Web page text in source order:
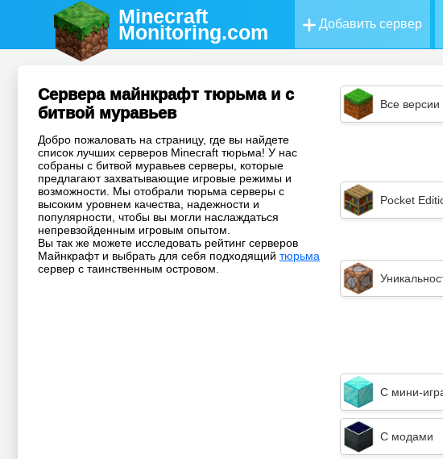
Minecraft
Monitoring.com Добавить сервер
Сервера майнкрафт тюрьма и с
битвой муравьев
Добро пожаловать на страницу, где вы найдете
список лучших серверов Minecraft тюрьма! У нас
собраны с битвой муравьев серверы, которые
предлагают захватывающие игровые режимы и
возможности. Мы отобрали тюрьма серверы с
высоким уровнем качества, надежности и
популярности, чтобы вы могли наслаждаться
непревзойденным игровым опытом.
Вы так же можете исследовать рейтинг серверов
Майнкрафт и выбрать для себя подходящий тюрьма
сервер с таинственным островом.
Все версии
Pocket
С мини-
С модами